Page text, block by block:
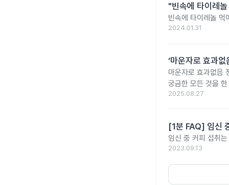
"빈속에 타이레
빈속에 타이레놀 먹
2024.01.31
‘마운자로 효과
마운자로 효과없음
궁금한 모든 것을
2025.08.27
[1분 FAQ] 임신
임신 중 커피 섭취
2023.09.13